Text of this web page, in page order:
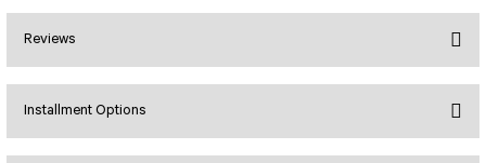
SEAMLESS
Seamless Leggings
Zipper Leggings
Short Leggings
LUNA BACKLESS JUMPSUIT
3 Sleeve SCRUNCH BUTT Jumpsuit
4 Spanish Scrunch Butt Jumpsuit LONG SLEEVE
TshirtXXXXXXXX
BOLERO
ALL TSHIRT
V-KNECK TSHIRT
Reviews
Installment Options